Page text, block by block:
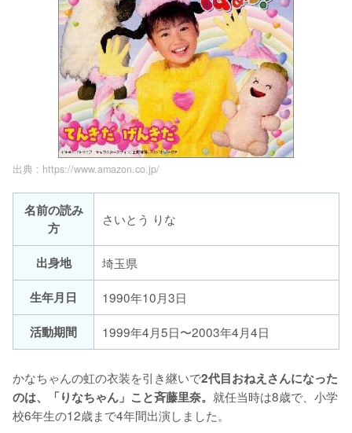
出典 : https://www.amazon.co.jp/
名前の読み
方
さいとう りな
出身地
埼玉県
生年月日
1990年10月3日
活動期間
1999年4月5日〜2003年4月4日
かなちゃんの虹の衣装を引き継いで2代目おねえさんになった
のは、「りなちゃん」こと斉藤里奈。 就任当時は8歳で、小学
校6年生の12歳まで4年間出演しました。